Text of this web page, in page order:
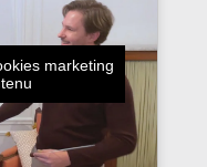
marketing